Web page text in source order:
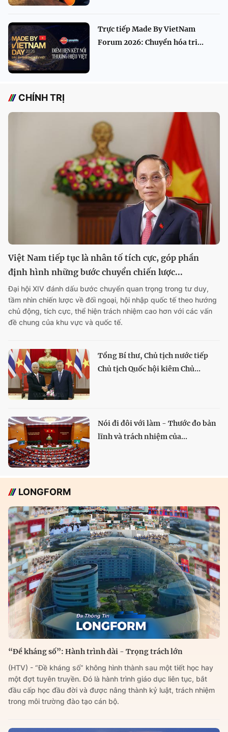
Trực tiếp Made By VietNam
Forum 2026: Chuyển hóa tri...
CHÍNH TRỊ
Việt Nam tiếp tục là nhân tố tích cực, góp phần
định hình những bước chuyển chiến lược...
Đại hội XIV đánh dấu bước chuyển quan trọng trong tư duy,
tầm nhìn chiến lược về đối ngoại, hội nhập quốc tế theo hướng
chủ động, tích cực, thể hiện trách nhiệm cao hơn với các vấn
đề chung của khu vực và quốc tế.
Tổng Bí thư, Chủ tịch nước tiếp
Chủ tịch Quốc hội kiêm Chủ...
Nói đi đôi với làm - Thước đo bản
lĩnh và trách nhiệm của...
LONGFORM
“Đề kháng số”: Hành trình dài - Trọng trách lớn
(HTV) - “Đề kháng số” không hình thành sau một tiết học hay
một đợt tuyên truyền. Đó là hành trình giáo dục liên tục, bắt
đầu cấp học đầu đời và được nâng thành kỷ luật, trách nhiệm
trong môi trường đào tạo cán bộ.